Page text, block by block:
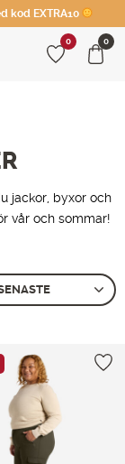
kod EXTRA10
0 0
jackor, byxor och
vår och sommar!